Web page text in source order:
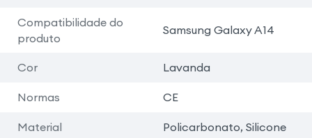
Compatibilidade do
produto
Samsung Galaxy A14
Cor Lavanda
Normas CE
Material Policarbonato, Silicone